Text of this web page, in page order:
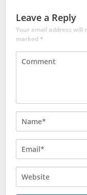
Leave a Reply
Your email address will
marked*